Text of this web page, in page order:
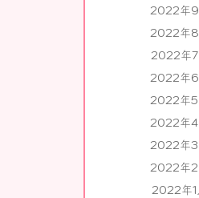
2022年9
2022年8
2022年7
2022年6
2022年5
2022年4
2022年3
2022年2
2022年1